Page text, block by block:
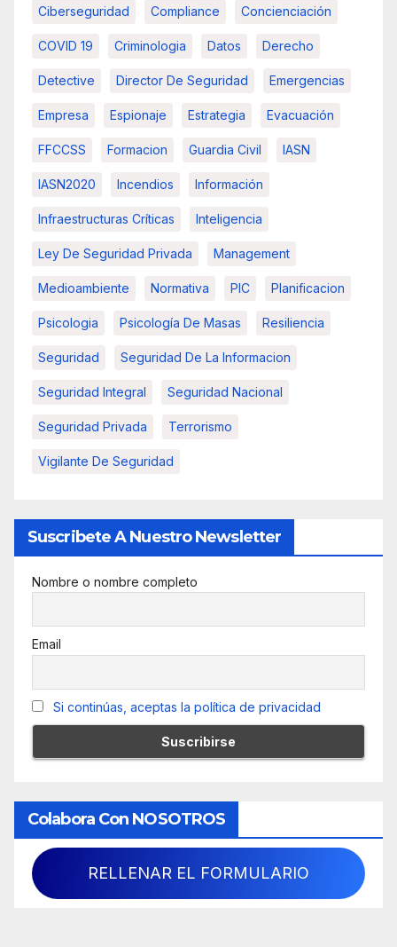
Ciberseguridad Compliance Concienciación
COVID 19 Criminologia Datos Derecho
Detective Director De Seguridad Emergencias
Empresa Espionaje Estrategia Evacuación
FFCCSS Formacion Guardia Civil IASN
IASN2020 Incendios Información
Infraestructuras Críticas Inteligencia
Ley De Seguridad Privada Management
Medioambiente Normativa PIC Planificacion
Psicologia Psicología De Masas Resiliencia
Seguridad Seguridad De La Informacion
Seguridad Integral Seguridad Nacional
Seguridad Privada Terrorismo
Vigilante De Seguridad
Suscribete A Nuestro Newsletter
Nombre o nombre completo
Email
Si continúas, aceptas la política de privacidad
Colabora Con NOSOTROS
RELLENAR EL FORMULARIO